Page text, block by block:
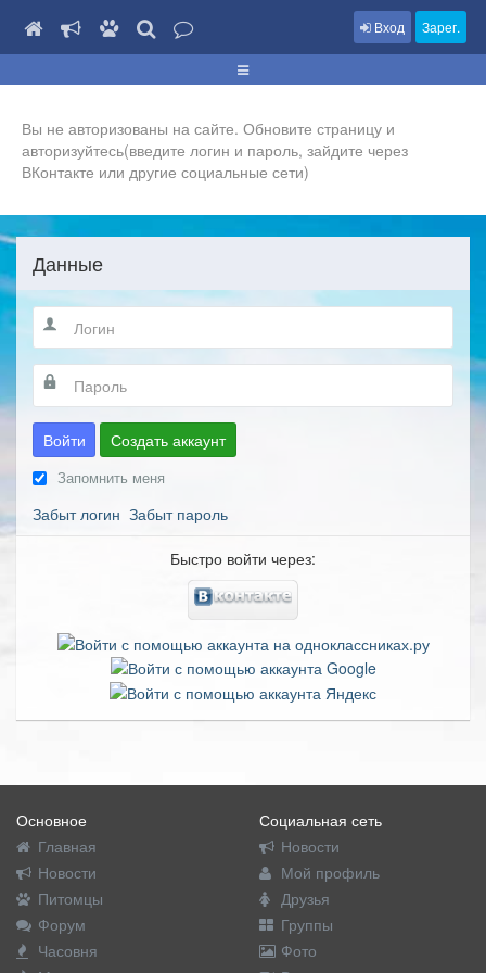
Вход Зарег.
Вы не авторизованы на сайте. Обновите страницу и
авторизуйтесь(введите логин и пароль, зайдите через
ВКонтакте или другие социальные сети)
Данные
Войти Создать аккаунт
Запомнить меня
Забыт логин Забыт пароль
Быстро войти через:
Основное
Главная
Новости
Питомцы
Форум
Часовня
Социальная сеть
Новости
Мой профиль
Друзья
Группы
Фото